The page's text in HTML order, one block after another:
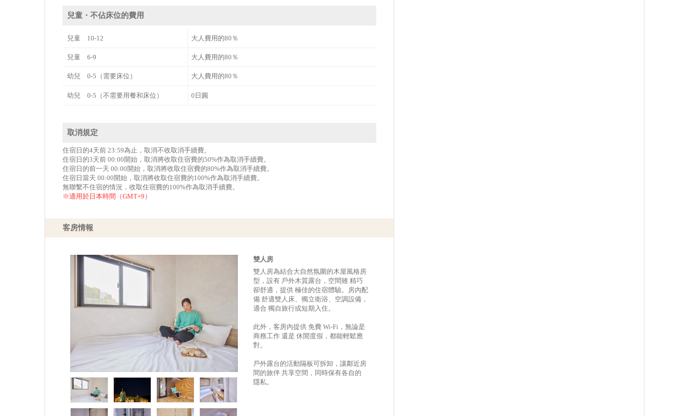
兒童・不佔床位的費用
兒童 10-12 大人費用的80％
兒童 6-9 大人費用的80％
幼兒 0-5（需要床位） 大人費用的80％
幼兒 0-5（不需要用餐和床位） 0日圓
取消規定
住宿日的4天前 23:59為止，取消不收取消手續費。
住宿日的3天前 00:00開始，取消將收取住宿費的50%作為取消手續費。
住宿日的前一天 00:00開始，取消將收取住宿費的80%作為取消手續費。
住宿日當天 00:00開始，取消將收取住宿費的100%作為取消手續費。
無聯繫不住宿的情況，收取住宿費的100%作為取消手續費。
※適用於日本時間（GMT+9）
客房情報
雙人房
雙人房為結合大自然氛圍的木屋風格房
型，設有 戶外木質露台，空間雖 精巧
卻舒適，提供 極佳的住宿體驗。房內配
備 舒適雙人床、獨立衛浴、空調設備，
適合 獨自旅行或短期入住。
此外，客房內提供 免費 Wi-Fi，無論是
商務工作 還是 休閒度假，都能輕鬆應
對。
戶外露台的活動隔板可拆卸，讓鄰近房
間的旅伴 共享空間，同時保有各自的
隱私。